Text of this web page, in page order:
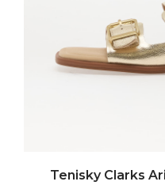
Tenisky Clarks